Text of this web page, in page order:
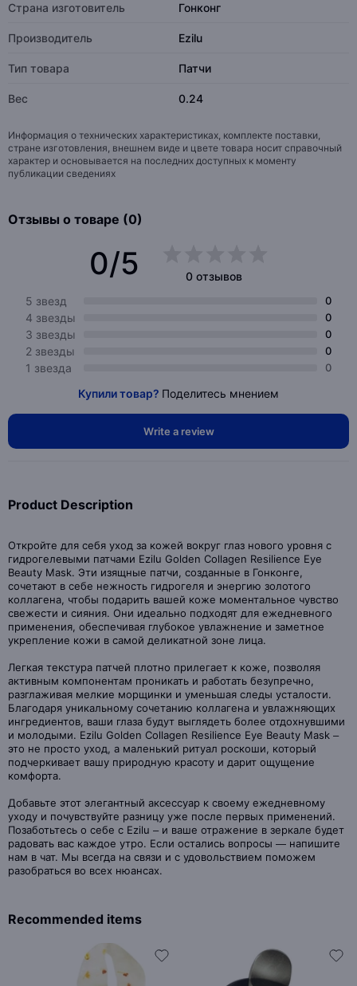
Страна изготовитель Гонконг
Производитель Ezilu
Тип товара Патчи
Вес 0.24
Информация о технических характеристиках, комплекте поставки,
стране изготовления, внешнем виде и цвете товара носит справочный
характер и основывается на последних доступных к моменту
публикации сведениях
Отзывы о товаре (0)
0/5
0 отзывов
5 звезд
0
4 звезды 0
3 звезды 0
2 звезды 0
1 звезда 0
Купили товар? Поделитесь мнением
Write a review
Product Description
Откройте для себя уход за кожей вокруг глаз нового уровня с
гидрогелевыми патчами Ezilu Golden Collagen Resilience Eye
Beauty Mask. Эти изящные патчи, созданные в Гонконге,
сочетают в себе нежность гидрогеля и энергию золотого
коллагена, чтобы подарить вашей коже моментальное чувство
свежести и сияния. Они идеально подходят для ежедневного
применения, обеспечивая глубокое увлажнение и заметное
укрепление кожи в самой деликатной зоне лица.
Легкая текстура патчей плотно прилегает к коже, позволяя
активным компонентам проникать и работать безупречно,
разглаживая мелкие морщинки и уменьшая следы усталости.
Благодаря уникальному сочетанию коллагена и увлажняющих
ингредиентов, ваши глаза будут выглядеть более отдохнувшими
и молодыми. Ezilu Golden Collagen Resilience Eye Beauty Mask –
это не просто уход, а маленький ритуал роскоши, который
подчеркивает вашу природную красоту и дарит ощущение
комфорта.
Добавьте этот элегантный аксессуар к своему ежедневному
уходу и почувствуйте разницу уже после первых применений.
Позаботьтесь о себе с Ezilu – и ваше отражение в зеркале будет
радовать вас каждое утро. Если остались вопросы — напишите
нам в чат. Мы всегда на связи и с удовольствием поможем
разобраться во всех нюансах.
Recommended items